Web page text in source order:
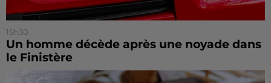
15h30
Un homme décède après une noyade dans
le Finistère